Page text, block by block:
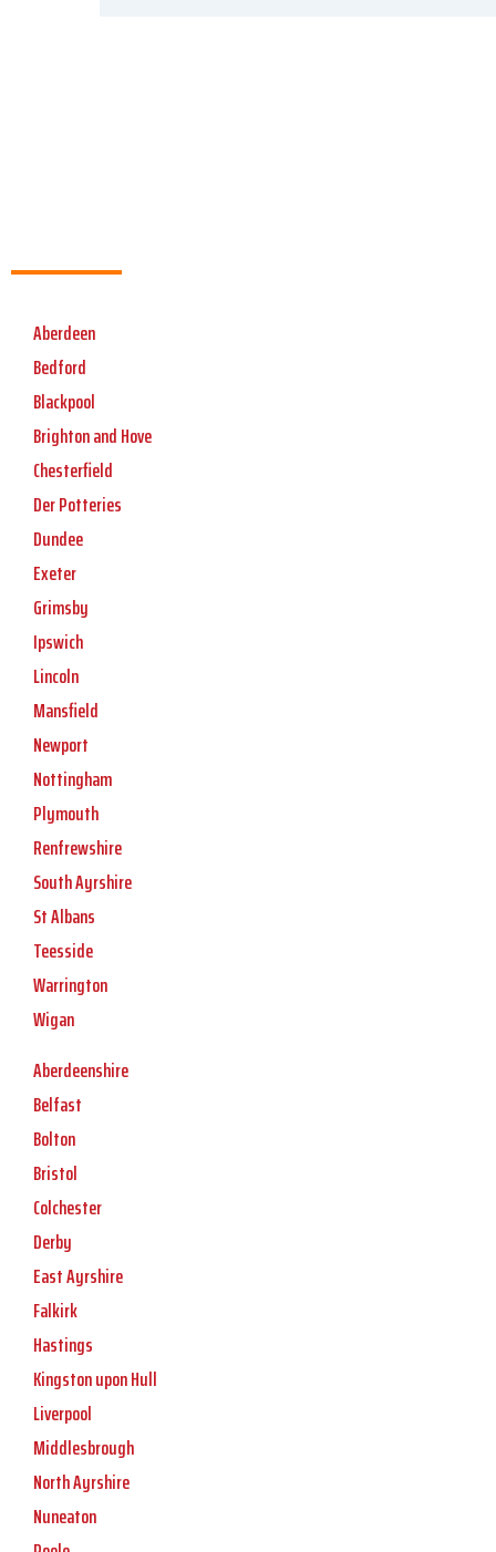
Aberdeen
Bedford
Blackpool
Brighton and Hove
Chesterfield
Der Potteries
Dundee
Exeter
Grimsby
Ipswich
Lincoln
Mansfield
Newport
Nottingham
Plymouth
Renfrewshire
South Ayrshire
St Albans
Teesside
Warrington
Wigan
Aberdeenshire
Belfast
Bolton
Bristol
Colchester
Derby
East Ayrshire
Falkirk
Hastings
Kingston upon Hull
Liverpool
Middlesbrough
North Ayrshire
Nuneaton